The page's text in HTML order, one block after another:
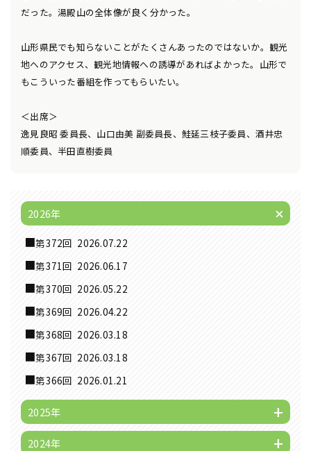
だった。湯殿山の全体像が良く分かった。
山形県民でも知らないことがたくさんあったのではないか。観光
地へのアクセス、観光地情報への誘導があればよかった。山形で
もこういった番組を作ってもらいたい。
＜出席＞
逸見良昭 委員長、山口由美 副委員長、鮭延三枝子委員、酒井忠
順委員、半田直樹委員
2026年
第372回 2026.07.22
第371回 2026.06.17
第370回 2026.05.22
第369回 2026.04.22
第368回 2026.03.18
第367回 2026.03.18
第366回 2026.01.21
2025年
2024年